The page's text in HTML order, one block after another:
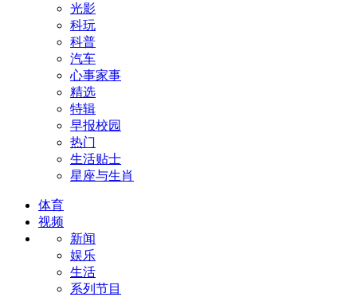
光影
科玩
科普
汽车
心事家事
精选
特辑
早报校园
热门
生活贴士
星座与生肖
体育
视频
新闻
娱乐
生活
系列节目